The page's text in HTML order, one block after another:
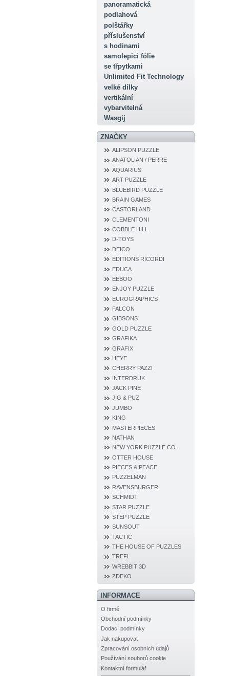
panoramatická
podlahová
polštářky
příslušenství
s hodinami
samolepicí fólie
se třpytkami
Unlimited Fit Technology
velké dílky
vertikální
vybarvitelná
Wasgij
ZNAČKY
ALIPSON PUZZLE
ANATOLIAN / PERRE
AQUARIUS
ART PUZZLE
BLUEBIRD PUZZLE
BRAIN GAMES
CASTORLAND
CLEMENTONI
COBBLE HILL
D‐TOYS
DEICO
EDITIONS RICORDI
EDUCA
EEBOO
ENJOY PUZZLE
EUROGRAPHICS
FALCON
GIBSONS
GOLD PUZZLE
GRAFIKA
GRAFIX
HEYE
CHERRY PAZZI
INTERDRUK
JACK PINE
JIG & PUZ
JUMBO
KING
MASTERPIECES
NATHAN
NEW YORK PUZZLE CO.
OTTER HOUSE
PIECES & PEACE
PUZZELMAN
RAVENSBURGER
SCHMIDT
STAR PUZZLE
STEP PUZZLE
SUNSOUT
TACTIC
THE HOUSE OF PUZZLES
TREFL
WREBBIT 3D
ZDEKO
INFORMACE
O firmě
Obchodní podmínky
Dodací podmínky
Jak nakupovat
Zpracování osobních údajů
Používání souborů cookie
Kontaktní formulář